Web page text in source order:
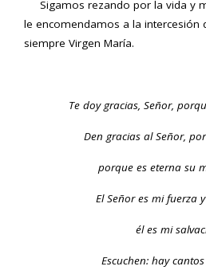
Sigamos rezando por la vida y
le encomendamos a la intercesión
siempre Virgen María.
Te doy gracias, Señor,
Den gracias al Señor,
porque es eterna su
El Señor es mi fuerza
él es mi
Escuchen: hay